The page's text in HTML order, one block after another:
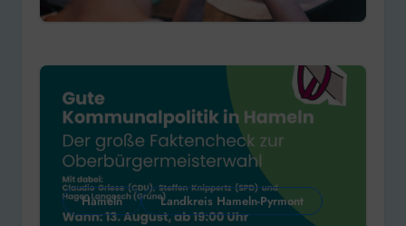
Hameln Landkreis Hameln-Pyrmont